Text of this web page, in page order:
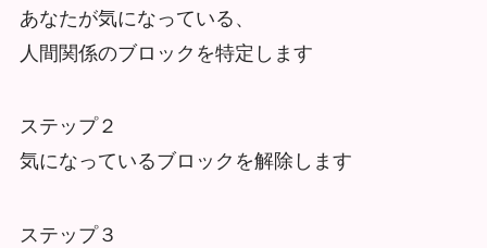
あなたが気になっている、
人間関係のブロックを特定します
ステップ２
気になっているブロックを解除します
ステップ３